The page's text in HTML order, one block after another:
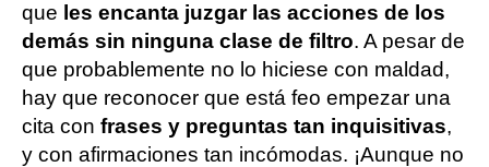
que les encanta juzgar las acciones de los
demás sin ninguna clase de filtro. A pesar de
que probablemente no lo hiciese con maldad,
hay que reconocer que está feo empezar una
cita con frases y preguntas tan inquisitivas,
y con afirmaciones tan incómodas. ¡Aunque no